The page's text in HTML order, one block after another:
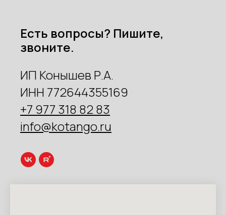
Есть вопросы? Пишите,
звоните.
ИП Конышев Р.А.
ИНН 772644355169
+7 977 318 82 83
info@kotango.ru